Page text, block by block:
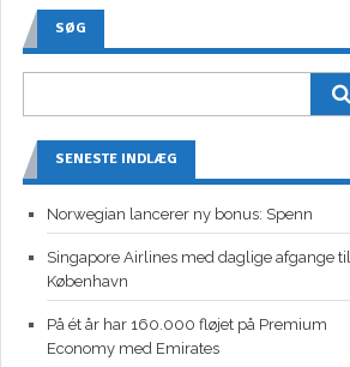
SØG
SENESTE INDLÆG
Norwegian lancerer ny bonus: Spenn
Singapore Airlines med daglige afgange til
København
På ét år har 160.000 fløjet på Premium
Economy med Emirates